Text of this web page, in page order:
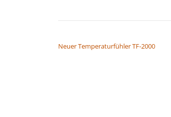
Neuer Temperaturfühler TF-2000